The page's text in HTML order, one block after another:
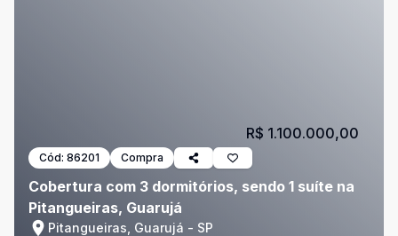
Cód: 86201 Compra
Cobertura com 3 dormitórios, sendo 1 suíte na
Pitangueiras, Guarujá
Pitangueiras, Guarujá - SP
R$ 1.100.000,00